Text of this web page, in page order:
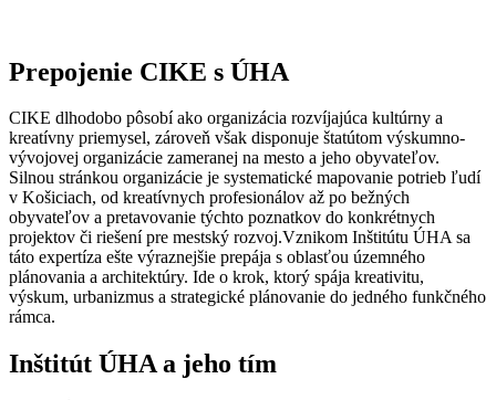
Prepojenie CIKE s ÚHA
CIKE dlhodobo pôsobí ako organizácia rozvíjajúca kultúrny a
kreatívny priemysel, zároveň však disponuje štatútom výskumno-
vývojovej organizácie zameranej na mesto a jeho obyvateľov.
Silnou stránkou organizácie je systematické mapovanie potrieb ľudí
v Košiciach, od kreatívnych profesionálov až po bežných
obyvateľov a pretavovanie týchto poznatkov do konkrétnych
projektov či riešení pre mestský rozvoj.Vznikom Inštitútu ÚHA sa
táto expertíza ešte výraznejšie prepája s oblasťou územného
plánovania a architektúry. Ide o krok, ktorý spája kreativitu,
výskum, urbanizmus a strategické plánovanie do jedného funkčného
rámca.
Inštitút ÚHA a jeho tím